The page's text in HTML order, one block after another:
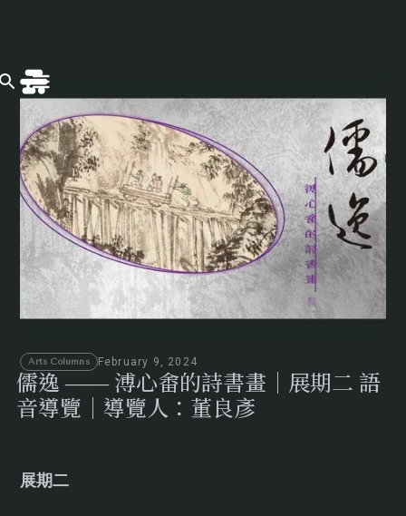
Arts Columns February 9, 2024
儒逸 —— 溥心畬的詩書畫｜展期二 語
音導覽｜導覽人：董良彥
展期二